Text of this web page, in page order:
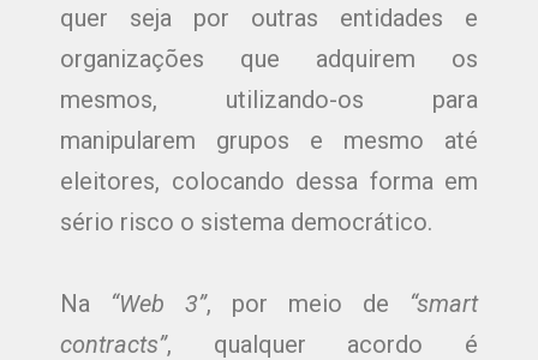
quer seja por outras entidades e
organizações que adquirem os
mesmos, utilizando-os para
manipularem grupos e mesmo até
eleitores, colocando dessa forma em
sério risco o sistema democrático.
Na “Web 3”, por meio de “smart
contracts”, qualquer acordo é